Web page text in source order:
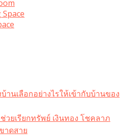
านเลือกอย่างไรให้เข้ากับบ้านของ
ยเรียกทรัพย์ เงินทอง โชคลาภ
าดสาย